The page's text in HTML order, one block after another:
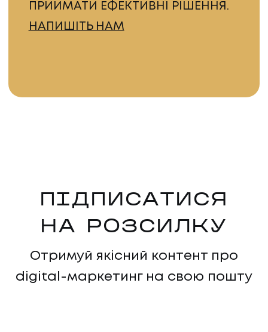
ПРИЙМАТИ ЕФЕКТИВНІ РІШЕННЯ.
НАПИШІТЬ НАМ
ПІДПИСАТИСЯ
НА РОЗСИЛКУ
Отримуй якісний контент про
digital-маркетинг на свою пошту
НАПИСАТИ НАМ